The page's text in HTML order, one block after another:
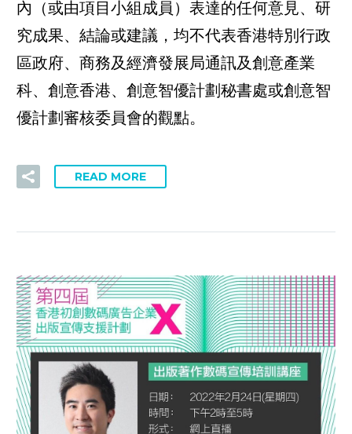
內（或由項目小組成員）表達的任何意見、研
究成果、結論或建議，均不代表香港特別行政
區政府、商務及經濟發展局通訊及創意產業
科、創意香港、創意智優計劃秘書處或創意智
優計劃審核委員會的觀點。
READ MORE